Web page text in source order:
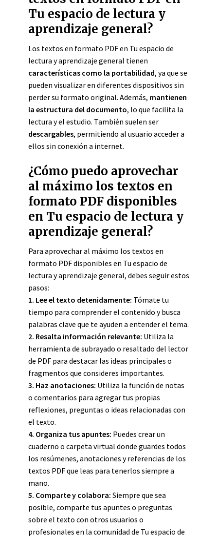
Tu espacio de lectura y
aprendizaje general?
Los textos en formato PDF en Tu espacio de
lectura y aprendizaje general tienen
características como la portabilidad, ya que se
pueden visualizar en diferentes dispositivos sin
perder su formato original. Además, mantienen
la estructura del documento, lo que facilita la
lectura y el estudio. También suelen ser
descargables, permitiendo al usuario acceder a
ellos sin conexión a internet.
¿Cómo puedo aprovechar
al máximo los textos en
formato PDF disponibles
en Tu espacio de lectura y
aprendizaje general?
Para aprovechar al máximo los textos en
formato PDF disponibles en Tu espacio de
lectura y aprendizaje general, debes seguir estos
pasos:
1. Lee el texto detenidamente: Tómate tu
tiempo para comprender el contenido y busca
palabras clave que te ayuden a entender el tema.
2. Resalta información relevante: Utiliza la
herramienta de subrayado o resaltado del lector
de PDF para destacar las ideas principales o
fragmentos que consideres importantes.
3. Haz anotaciones: Utiliza la función de notas
o comentarios para agregar tus propias
reflexiones, preguntas o ideas relacionadas con
el texto.
4. Organiza tus apuntes: Puedes crear un
cuaderno o carpeta virtual donde guardes todos
los resúmenes, anotaciones y referencias de los
textos PDF que leas para tenerlos siempre a
mano.
5. Comparte y colabora: Siempre que sea
posible, comparte tus apuntes o preguntas
sobre el texto con otros usuarios o
profesionales en la comunidad de Tu espacio de